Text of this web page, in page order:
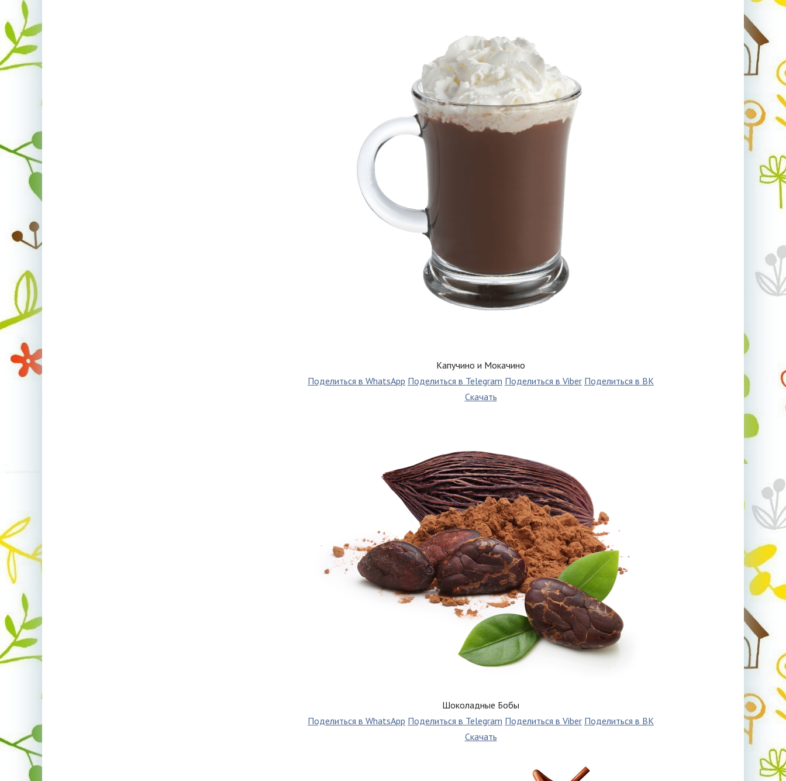
Капучино и Мокачино
Поделиться в WhatsApp Поделиться в Telegram Поделиться в Viber Поделиться в ВК
Скачать
Шоколадные Бобы
Поделиться в WhatsApp Поделиться в Telegram Поделиться в Viber Поделиться в ВК
Скачать